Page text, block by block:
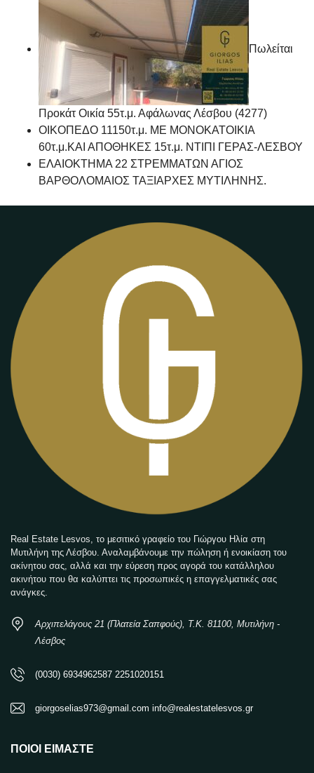
Πωλείται
Προκάτ Οικία 55τ.μ. Αφάλωνας Λέσβου (4277)
ΟΙΚΟΠΕΔΟ 11150τ.μ. ΜΕ ΜΟΝΟΚΑΤΟΙΚΙΑ
60τ.μ.ΚΑΙ ΑΠΟΘΗΚΕΣ 15τ.μ. ΝΤΙΠΙ ΓΕΡΑΣ-ΛΕΣΒΟΥ
ΕΛΑΙΟΚΤΗΜΑ 22 ΣΤΡΕΜΜΑΤΩΝ ΑΓΙΟΣ
ΒΑΡΘΟΛΟΜΑΙΟΣ ΤΑΞΙΑΡΧΕΣ ΜΥΤΙΛΗΝΗΣ.
Real Estate Lesvos, το μεσιτικό γραφείο του Γιώργου Ηλία στη
Μυτιλήνη της Λέσβου. Αναλαμβάνουμε την πώληση ή ενοικίαση του
ακίνητου σας, αλλά και την εύρεση προς αγορά του κατάλληλου
ακινήτου που θα καλύπτει τις προσωπικές η επαγγελματικές σας
ανάγκες.
Αρχιπελάγους 21 (Πλατεία Σαπφούς), Τ.Κ. 81100, Μυτιλήνη -
Λέσβος
(0030) 6934962587 2251020151
giorgoselias973@gmail.com info@realestatelesvos.gr
ΠΟΙΟΙ ΕΊΜΑΣΤΕ